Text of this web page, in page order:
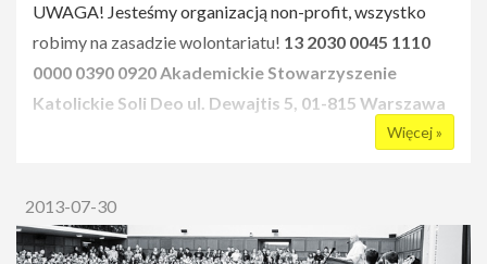
Wizytówką naszego stowarzyszenia są m.in.
konferencje, organizowane często w ramach cyklicznych
projektów, przyciągające stale setki, a niekiedy nawet
tysiące studentów. Do tego warsztaty, rekolekcje
(wyjazdowe i na uczelniach!), adoracje, wyjazdy
spotkania modlitewno – dyskusyjne, akcje zapisów do
banku dawców szpiku, akcje honorowego oddawania
UWAGA! Jesteśmy organizacją non-profit, wszystko
robimy na zasadzie wolontariatu! 13 2030 0045 1110
0000 0390 0920Akademickie Stowarzyszenie
Katolickie Soli Deo ul. Dewajtis 5, 01-815 Warszawa
Więcej »
2013-07-30